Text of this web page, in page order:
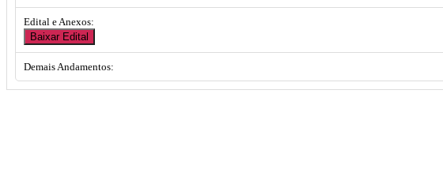
Edital e Anexos
Baixar Edital
Demais Andamentos